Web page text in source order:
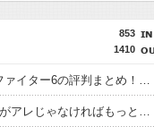
853
1410
【実戦報告】Lストリートファイター6の評判まとめ！ヤレる感が微妙！？もう稼働貢献週の予想をするユーザーも！？
Lからくりサーカス2は筐体がアレじゃなければもっと稼働するのか？